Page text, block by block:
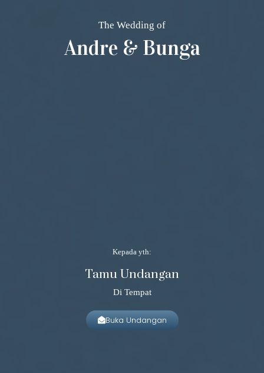
The Wedding of
Andre & Bunga
Kepada yth:
Tamu Undangan
Di Tempat
Buka Undangan